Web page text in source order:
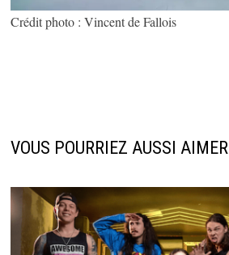
Crédit photo : Vincent de Fallois
VOUS POURRIEZ AUSSI AIMER